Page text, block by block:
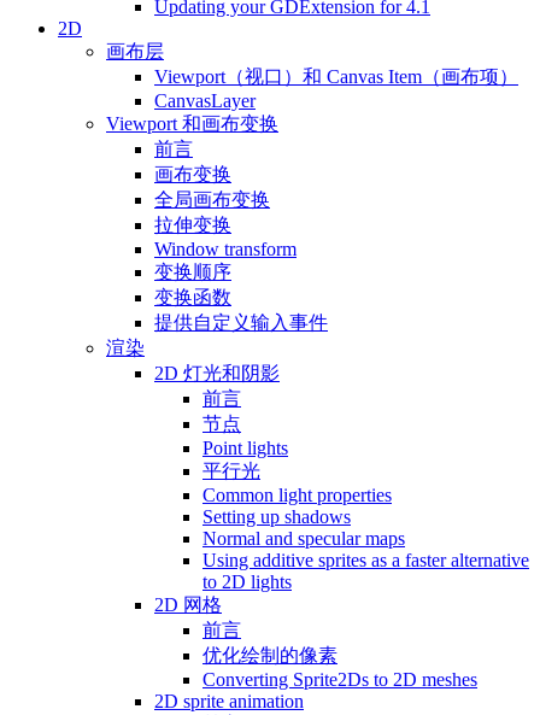
Updating your GDExtension for 4.1
2D
画布层
Viewport（视口）和 Canvas Item（画布项）
CanvasLayer
Viewport 和画布变换
前言
画布变换
全局画布变换
拉伸变换
Window transform
变换顺序
变换函数
提供自定义输入事件
渲染
2D 灯光和阴影
前言
节点
Point lights
平行光
Common light properties
Setting up shadows
Normal and specular maps
Using additive sprites as a faster alternative
to 2D lights
2D 网格
前言
优化绘制的像素
Converting Sprite2Ds to 2D meshes
2D sprite animation